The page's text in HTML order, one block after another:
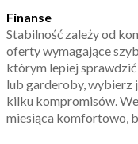
Finanse
Stabilność zależy od
oferty wymagające
którym lepiej sprawdzić
lub garderoby, wybierz
kilku kompromisów.
miesiąca komfortowo,